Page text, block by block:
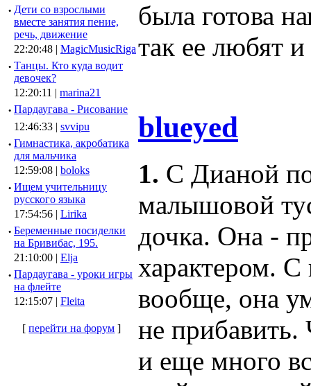
· Дети со взрослыми
вместе занятия пение,
речь, движение
22:20:48 | MagicMusicRiga
· Танцы. Кто куда водит
девочек?
12:20:11 | marina21
· Пардаугава - Рисование
12:46:33 | svvipu
· Гимнастика, акробатика
для мальчика
12:59:08 | boloks
· Ищем учительницу
русского языка
17:54:56 | Lirika
· Беременные посиделки
на Бривибас, 195.
21:10:00 | Elja
· Пардаугава - уроки игры
на флейте
12:15:07 | Fleita
[перейти на форум ]
была готова
так ее любят
blueyed
1. С Дианой
малышовой
дочка. Она -
характером. С
вообще, она
не прибавить.
и еще много